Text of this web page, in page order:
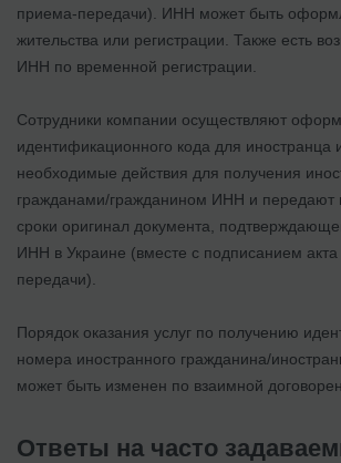
приема-передачи). ИНН может быть
жительства или регистрации. Также есть
ИНН по временной регистрации.
Сотрудники компании осуществляют
идентификационного кода для иностранца
необходимые действия для получения
гражданами/гражданином ИНН и передают
сроки оригинал документа,
ИНН в Украине (вместе с подписанием
передачи).
Порядок оказания услуг по получению
номера иностранного гражданина/
может быть изменен по взаимной
Ответы на часто